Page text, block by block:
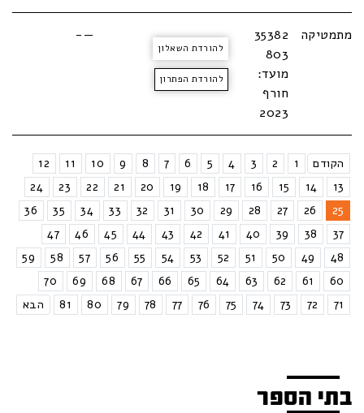
מתמטיקה
35382
803
מועד:
חורף
2023
להורדת השאלון
להורדת הפתרון
—-
הקודם 1
2
3
4
5
6
7
8
9
10
11
12
13
14
15
16
17
18
19
20
21
22
23
24
25
26
27
28
29
30
31
32
33
34
35
36
37
38
39
40
41
42
43
44
45
46
47
48
49
50
51
52
53
54
55
56
57
58
59
60
61
62
63
64
65
66
67
68
69
70
71
72
73
74
75
76
77
78
79
80
81 הבא
בתי הספר